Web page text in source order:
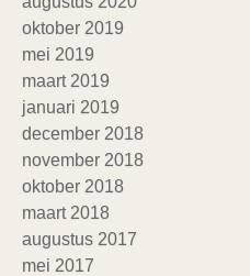
oktober 2019
mei 2019
maart 2019
januari 2019
december 2018
november 2018
oktober 2018
maart 2018
augustus 2017
mei 2017